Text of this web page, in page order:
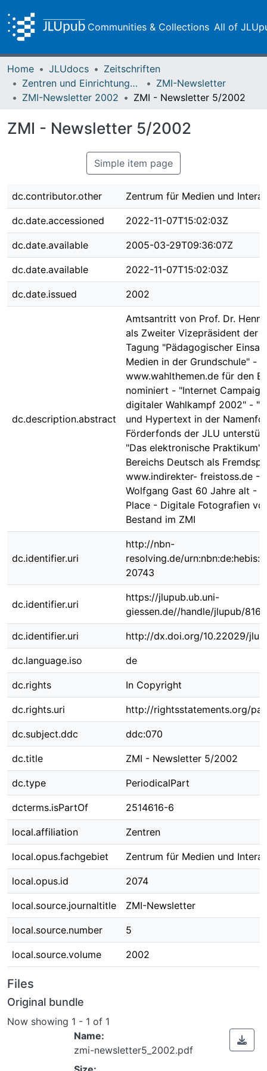
Communities & Collections All of
Home JLUdocs
Zeitschriften
Zentren und Einrichtungen der JLU
ZMI-Newsletter
ZMI-Newsletter 2002
ZMI - Newsletter 5/2002
ZMI - Newsletter 5/2002
Simple item page
dc.contributor.other Zentrum für Medien und
dc.date.accessioned 2022-11-07T15:02:03Z
dc.date.available 2005-03-29T09:36:07Z
dc.date.available 2022-11-07T15:02:03Z
dc.date.issued 2002
dc.description.abstract
Amtsantritt von Prof. Dr.
als Zweiter Vizepräsident der
Tagung "Pädagogischer
Medien in der Grundschule" -
www.wahlthemen.de für den
nominiert - "Internet
digitaler Wahlkampf 2002" -
und Hypertext in der
Förderfonds der JLU
"Das elektronische Praktikum"
Bereichs Deutsch als
www.indirekter- freistoss.de -
Wolfgang Gast 60 Jahre alt -
Place - Digitale Fotografien
Bestand im ZMI
dc.identifier.uri
http://nbn-
resolving.de/
20743
dc.identifier.uri
https://jlupub.ub.uni-
giessen.de//handle/jlupub/8167
dc.identifier.uri http://dx.doi.org/10.22029/
dc.language.iso de
dc.rights In Copyright
dc.rights.uri http://rightsstatements.org/
dc.subject.ddc ddc:070
dc.title ZMI - Newsletter 5/2002
dc.type PeriodicalPart
dcterms.isPartOf 2514616-6
local.affiliation Zentren
local.opus.fachgebiet Zentrum für Medien und
local.opus.id 2074
local.source.journaltitle ZMI-Newsletter
local.source.number 5
local.source.volume 2002
Files
Original bundle
Now showing 1 - 1 of 1
Name:
zmi-newsletter5_2002.pdf